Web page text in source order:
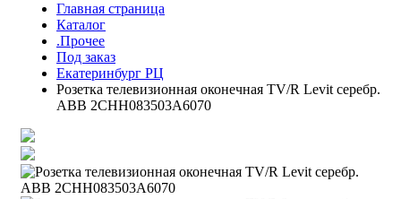
Главная страница
Каталог
.Прочее
Под заказ
Екатеринбург РЦ
Розетка телевизионная оконечная TV/R Levit серебр.
ABB 2CHH083503A6070